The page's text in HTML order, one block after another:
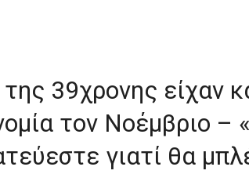
της 39χρονης είχαν
τον Νοέμβριο –
γιατί θα